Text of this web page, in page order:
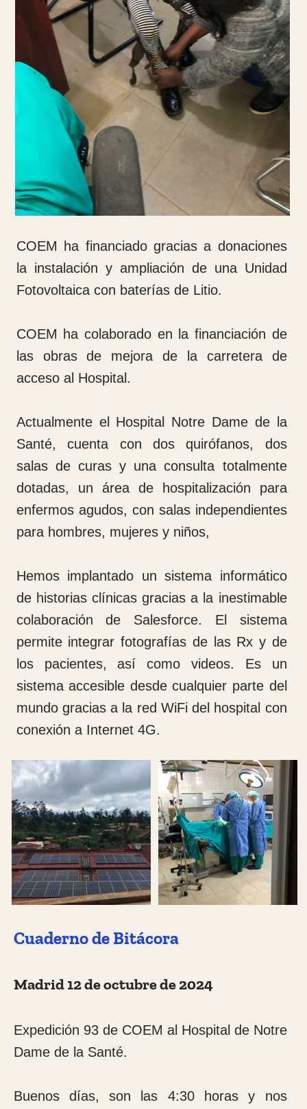
Suena el despertador a las 6: 15 horas de la
mañana. Nos damos un baño con agua fría
y nos preparamos para salir a las 7 h. hacia
la ciudad de Dschang. Comenzamos la ruta
a la hora indicada haciendo la primera
parada para tomar café y repostar gasolina.
Todo es distinto a lo que nosotros estamos
acostumbrados en Europa.
cómo motos y coches, que iban a su libre
albedrío y por una carretera, que se supone
es nacional, llena de socavones, mejor verlo
palma para ver como se produce. Por
y meto los pies en una acequia llena de
líquido del desecho del aceite de palma
final no ha sido grave ha, tenido solución.
Es impresionante ver a esas personas como
no he dicho que con él se hacen alimentos y
también jabones. Una vez visto continuamos
el camino hacia nuestra meta 221 km y un
tiempo estimado de 6 h que al final se
conductor no tiene que envidiarle nada a
Carlos Sainz padre haciendo rallys.
A mitad del camino paramos en unos
puestos de fruta que hay en los laterales
para comprar a la comunidad de las monjas
plátanos, papaya, aguacate naranjas verdes
y limas. También había unos chicos que
cuando aminorábamos la velocidad se nos
acercaban a la ventanilla para vendernos
unas bolitas parecidas a las huesos de un
vitalidad sexual y por aquí lo usan mucho.